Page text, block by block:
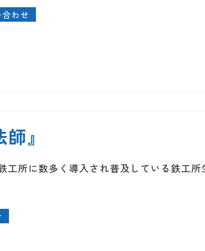
わせ
』
工所に数多く導入され普及している鉄工